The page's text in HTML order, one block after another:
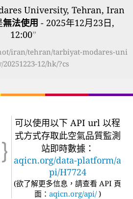
University, Tehran, Iran
無法使用 - 2025年12月23日,
12:00”
iran/tehran/tarbiyat-modares-uni
12/hk/?cs
可以使用以下 API url 以程
式方式存取此空氣品質監測
站即時數據：
aqicn.org/data-platform/a
pi/H7724
(欲了解更多信息，請查看 API 頁
面： aqicn.org/api/ )